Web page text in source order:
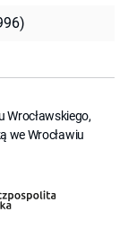
we Wrocławiu